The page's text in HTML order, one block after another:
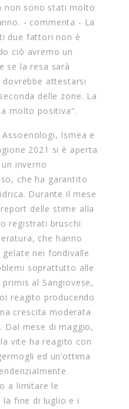
non sono stati molto
- commenta - La
due fattori non è
ciò avremo un
se la resa sarà
attestarsi
delle zone. La
molto positiva”.
Ismea e
2021 si è aperta
inverno
che ha garantito
Durante il mese
delle stime alla
registrati bruschi
che hanno
nei fondivalle
soprattutto alle
al Sangiovese,
reagito producendo
crescita moderata
Dal mese di maggio,
vite ha reagito con
ed un’ottima
a limitare le
la fine di luglio e i